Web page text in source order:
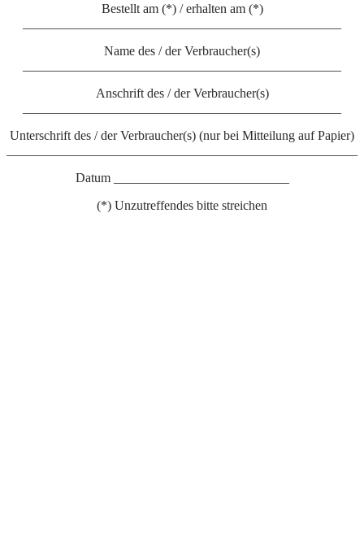
Bestellt am (*) / erhalten am (*)
Name des / der Verbraucher(s)
Anschrift des / der Verbraucher(s)
Unterschrift des / der Verbraucher(s) (nur bei Mitteilung auf Papier)
Datum ___________________________
(*) Unzutreffendes bitte streichen